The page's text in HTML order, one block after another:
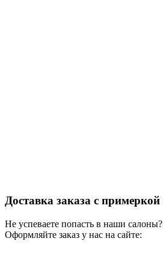
Доставка заказа с примеркой
Не успеваете попасть в наши салоны?
Оформляйте заказ у нас на сайте: